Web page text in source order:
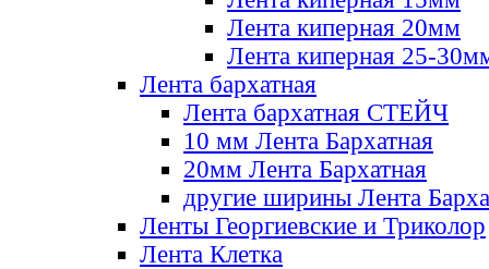
Лента киперная 20мм
Лента киперная 25-
Лента бархатная
Лента бархатная СТЕЙЧ
10 мм Лента Бархатная
20мм Лента Бархатная
другие ширины Лента
Ленты Георгиевские и Триколор
Лента Клетка